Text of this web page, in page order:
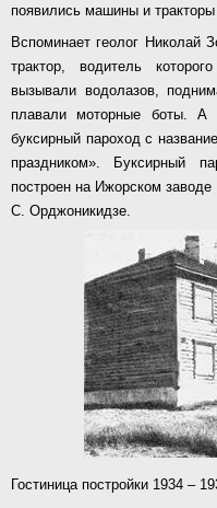
появились машины и тракторы
Вспоминает геолог Николай
трактор, водитель
вызывали водолазов,
плавали моторные боты. А
буксирный пароход с
праздником». Буксирный
построен на Ижорском
С. Орджоникидзе.
Гостиница постройки 1934 –